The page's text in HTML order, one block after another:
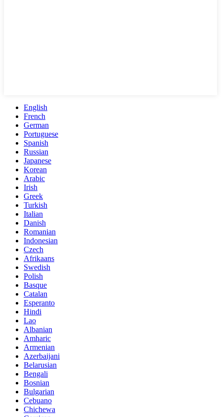
English
French
German
Portuguese
Spanish
Russian
Japanese
Korean
Arabic
Irish
Greek
Turkish
Italian
Danish
Romanian
Indonesian
Czech
Afrikaans
Swedish
Polish
Basque
Catalan
Esperanto
Hindi
Lao
Albanian
Amharic
Armenian
Azerbaijani
Belarusian
Bengali
Bosnian
Bulgarian
Cebuano
Chichewa